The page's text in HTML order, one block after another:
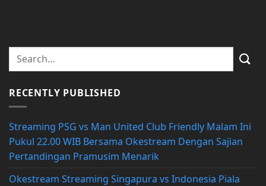
RECENTLY PUBLISHED
Streaming PSG vs Man United Club Friendly Malam Ini
Pukul 22.00 WIB Bersama Okestream Dengan Sajian
Pertandingan Pramusim Menarik
Okestream Streaming Singapura vs Indonesia Piala